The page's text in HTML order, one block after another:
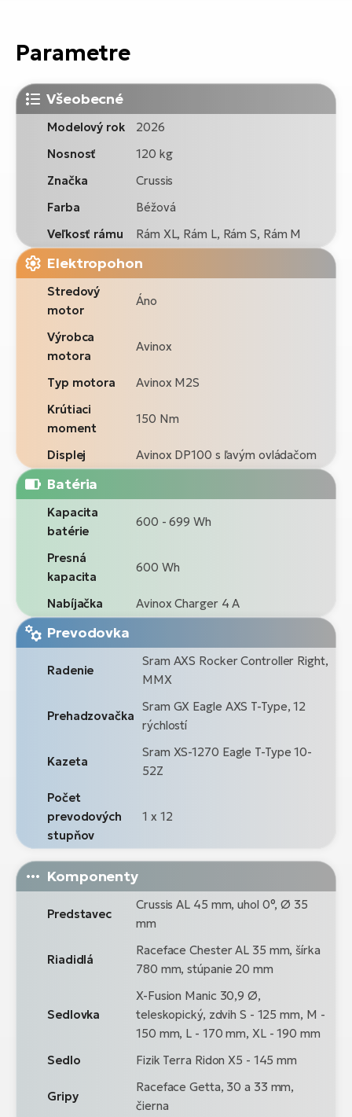
Parametre
Všeobecné
Modelový rok
2026
Nosnosť
120 kg
Značka
Crussis
Farba
Béžová
Veľkosť rámu
Rám XL, Rám L, Rám S, Rám M
Elektropohon
Stredový
motor
Áno
Výrobca
motora
Avinox
Typ motora
Avinox M2S
Krútiaci
moment
150 Nm
Displej Avinox DP100 s ľavým ovládačom
Batéria
Kapacita
batérie
600 - 699 Wh
Presná
kapacita
600 Wh
Nabíjačka Avinox Charger 4 A
Prevodovka
Radenie
Sram AXS Rocker Controller Right,
MMX
Prehadzovačka
Sram GX Eagle AXS T-Type, 12
rýchlostí
Kazeta
Sram XS-1270 Eagle T-Type 10-
52Z
Počet
prevodových
stupňov
1 x 12
Komponenty
Predstavec
Crussis AL 45 mm, uhol 0°, Ø 35
mm
Riadidlá
Raceface Chester AL 35 mm, šírka
780 mm, stúpanie 20 mm
Sedlovka
X-Fusion Manic 30,9 Ø,
teleskopický, zdvih S - 125 mm, M -
150 mm, L - 170 mm, XL - 190 mm
Sedlo
Fizik Terra Ridon X5 - 145 mm
Gripy
Raceface Getta, 30 a 33 mm,
čierna